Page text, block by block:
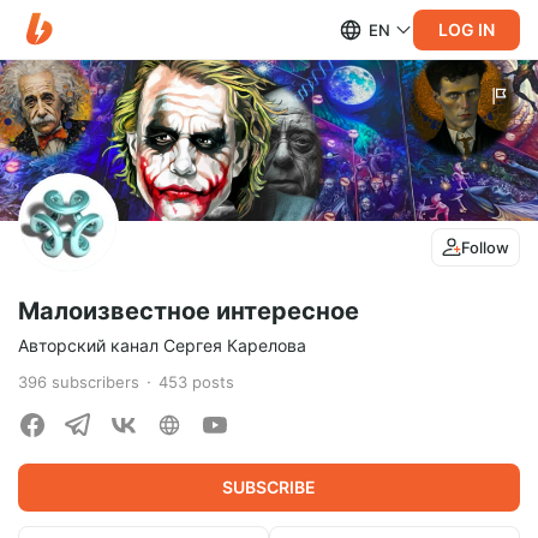
EN LOG IN
Follow
Малоизвестное интересное
Авторский канал Сергея Карелова
396 subscribers 453 posts
SUBSCRIBE